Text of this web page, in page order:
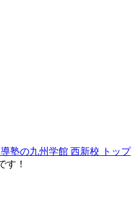
塾の九州学館 西新校 トップ
す！